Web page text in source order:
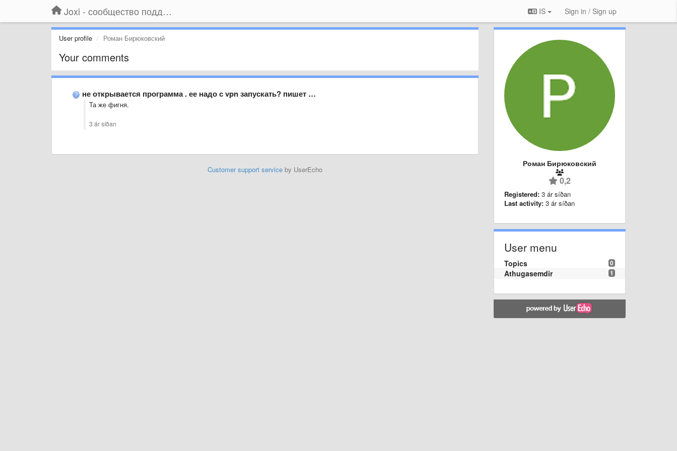
Joxi - сообщество поддержки IS Sign in / Sign up
User profile Роман Бирюковский
Your comments
не открывается программа . ее надо с vpn запускать? пишет …
Та же фигня.
3 ár síðan
Customer support serviceby UserEcho
Роман Бирюковский
0,2
Registered: 3 ár síðan
Last activity: 3 ár síðan
User menu
0
Topics
1
Athugasemdir